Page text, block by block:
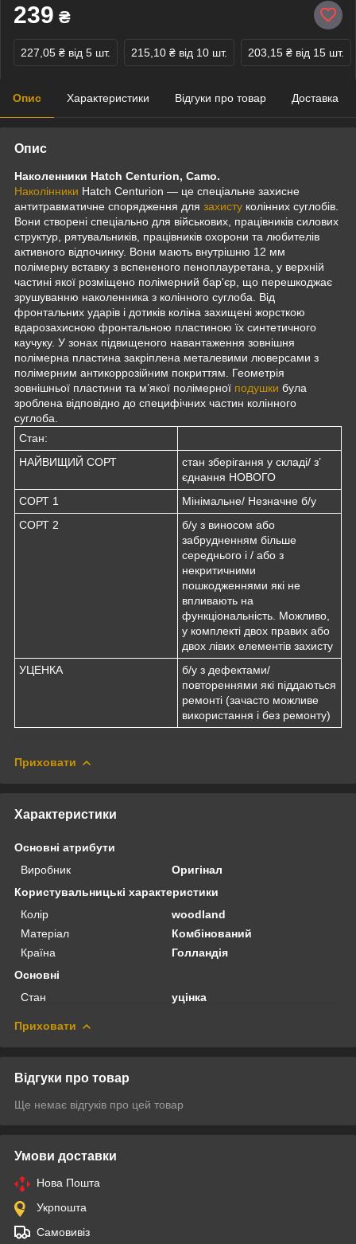
239 ₴
227,05 ₴ від 5 шт. 215,10 ₴ від 10 шт. 203,15 ₴ від 15 шт.
Опис Характеристики Відгуки про товар Доставка
Опис
Наколенники Hatch Centurion, Camo.
Наколінники Hatch Centurion — це спеціальне захисне
антитравматичне спорядження для захисту колінних суглобів.
Вони створені спеціально для військових, працівників силових
структур, рятувальників, працівників охорони та любителів
активного відпочинку. Вони мають внутрішню 12 мм
полімерну вставку з вспененого пеноплауретана, у верхній
частині якої розміщено полімерний бар'єр, що перешкоджає
зрушуванню наколенника з колінного суглоба. Від
фронтальних ударів і дотиків коліна захищені жорсткою
вдарозахисною фронтальною пластиною їх синтетичного
каучуку. У зонах підвищеного навантаження зовнішня
полімерна пластина закріплена металевими люверсами з
полімерним антикоррозійним покриттям. Геометрія
зовнішньої пластини та м’якої полімерної подушки була
зроблена відповідно до специфічних частин колінного
суглоба.
Стан:
НАЙВИЩИЙ СОРТ
стан зберігання у складі/ з’
єднання НОВОГО
СОРТ 1
Мінімальне/ Незначне б/у
СОРТ 2
б/у з виносом або
забрудненням більше
середнього і / або з
некритичними
пошкодженнями які не
впливають на
функціональність. Можливо,
у комплекті двох правих або
двох лівих елементів захисту
УЦЕНКА
б/у з дефектами/
повтореннями які піддаються
ремонті (зачасто можливе
використання і без ремонту)
Приховати
Характеристики
Основні атрибути
Виробник
Оригінал
Користувальницькі характеристики
Колір
woodland
Матеріал
Комбінований
Країна
Голландія
Основні
Стан
уцінка
Приховати
Відгуки про товар
Ще немає відгуків про цей товар
Умови доставки
Нова Пошта
Укрпошта
Самовивіз